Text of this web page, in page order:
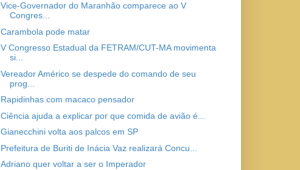
Vice-Governador do Maranhão comparece ao V
Congres...
Carambola pode matar
V Congresso Estadual da FETRAM/CUT-MA movimenta
si...
Vereador Américo se despede do comando de seu
prog...
Rapidinhas com macaco pensador
Ciência ajuda a explicar por que comida de avião é...
Gianecchini volta aos palcos em SP
Prefeitura de Buriti de Inácia Vaz realizará Concu...
Adriano quer voltar a ser o Imperador